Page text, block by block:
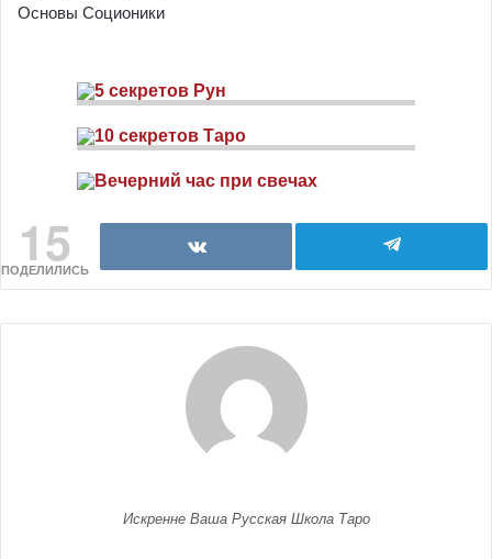
Основы Соционики
15
ПОДЕЛИЛИСЬ
Искренне Ваша Русская Школа Таро